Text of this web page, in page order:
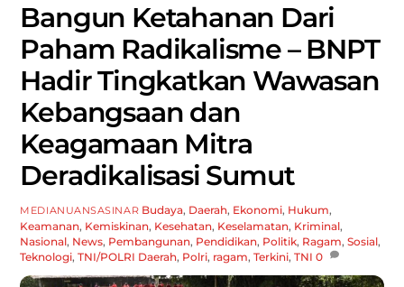
Bangun Ketahanan Dari
Paham Radikalisme – BNPT
Hadir Tingkatkan Wawasan
Kebangsaan dan
Keagamaan Mitra
Deradikalisasi Sumut
MEDIANUANSASINAR Budaya, Daerah, Ekonomi, Hukum,
Keamanan, Kemiskinan, Kesehatan, Keselamatan, Kriminal,
Nasional, News, Pembangunan, Pendidikan, Politik, Ragam,Sosial,
Teknologi,TNI/POLRI Daerah, Polri, ragam,Terkini,TNI 0